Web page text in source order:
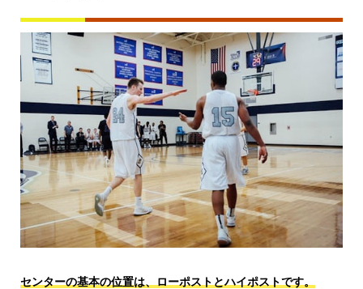
センターの基本の位置は、ローポストとハイポストです。